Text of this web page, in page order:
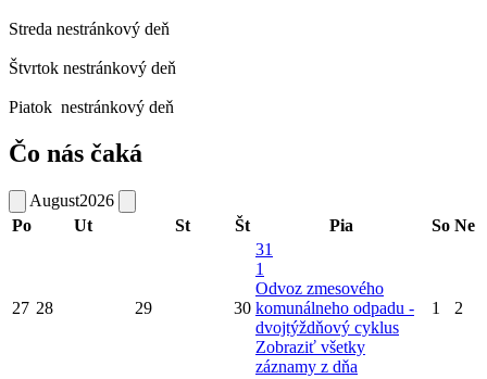
Streda nestránkový deň
Štvrtok nestránkový deň
Piatok nestránkový deň
Čo nás čaká
August2026
Po
Ut St Št Pia So Ne
27 28 29 30
31
1
Odvoz zmesového
komunálneho odpadu -
dvojtýždňový cyklus
Zobraziť všetky
záznamy z dňa
1 2